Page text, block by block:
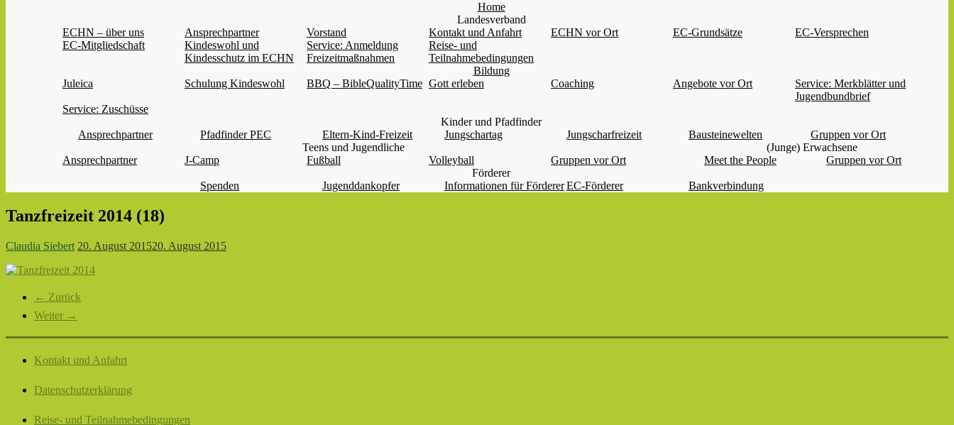
Home
Landesverband
ECHN – über uns
Ansprechpartner Vorstand Kontakt und Anfahrt ECHN vor Ort EC-Grundsätze
EC-Versprechen
EC-Mitgliedschaft
Kindeswohl und
Kindesschutz im ECHN
Service: Anmeldung
Freizeitmaßnahmen
Reise- und
Teilnahmebedingungen
Bildung
Juleica
Schulung Kindeswohl BBQ – BibleQualityTime Gott erleben Coaching Angebote vor Ort
Service: Merkblätter und
Jugendbundbrief
Service: Zuschüsse
Kinder und Pfadfinder
Ansprechpartner
Pfadfinder PEC Eltern-Kind-Freizeit Jungschartag Jungscharfreizeit Bausteinewelten
Gruppen vor Ort
Teens und Jugendliche
Ansprechpartner
J-Camp Fußball Volleyball Gruppen vor Ort
(Junge) Erwachsene
Meet the People
Gruppen vor Ort
Förderer
Spenden
Jugenddankopfer Informationen für FördererEC-Förderer Bankverbindung
Tanzfreizeit 2014 (18)
Claudia Siebert 20. August 201520. August 2015
← Zurück
Weiter →
Kontakt und Anfahrt
Datenschutzerklärung
Reise- und Teilnahmebedingungen